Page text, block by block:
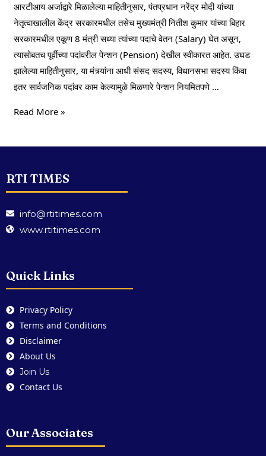
आरटीआय अर्जाद्वारे मिळालेल्या माहितीनुसार, पंतप्रधान नरेंद्र मोदी यांच्या
नेतृत्वाखालील केंद्र सरकारमधील तसेच मुख्यमंत्री नितीश कुमार यांच्या बिहार
सरकारमधील एकूण 8 मंत्री सध्या त्यांच्या पदाचे वेतन (Salary) घेत असून,
त्यासोबतच पूर्वीच्या पदांवरील पेन्शन (Pension) देखील स्वीकारत आहेत. उघड
झालेल्या माहितीनुसार, या मंत्र्यांना आधी संसद सदस्य, विधानसभा सदस्य किंवा
इतर सार्वजनिक पदांवर काम केल्यामुळे मिळणारे पेन्शन नियमितपणे …
Read More »
RTI TIMES
info@rtitimes.com
www.rtitimes.com
Quick Links
Privacy Policy
Terms and Conditions
Disclaimer
About Us
Join Us
Contact Us
Our Associates